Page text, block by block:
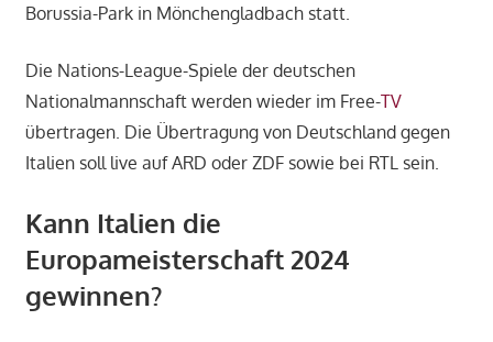
Borussia-Park in Mönchengladbach statt.
Die Nations-League-Spiele der deutschen
Nationalmannschaft werden wieder im Free-TV
übertragen. Die Übertragung von Deutschland gegen
Italien soll live auf ARD oder ZDF sowie bei RTL sein.
Kann Italien die
Europameisterschaft 2024
gewinnen?